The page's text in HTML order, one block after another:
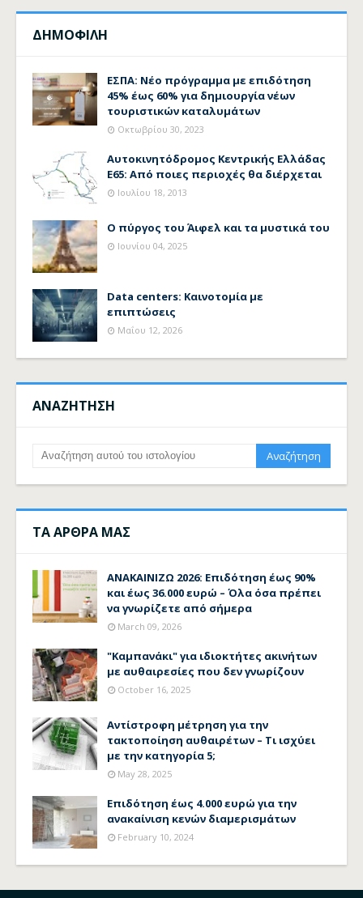
ΔΗΜΟΦΙΛΗ
ΕΣΠΑ: Νέο πρόγραμμα με επιδότηση
45% έως 60% για δημιουργία νέων
τουριστικών καταλυμάτων
Οκτωβρίου 30, 2023
Αυτοκινητόδρομος Κεντρικής Ελλάδας
Ε65: Από ποιες περιοχές θα διέρχεται
Ιουλίου 18, 2013
Ο πύργος του Άιφελ και τα μυστικά του
Ιουνίου 04, 2025
Data centers: Καινοτομία με
επιπτώσεις
Μαΐου 12, 2026
ΑΝΑΖΗΤΗΣΗ
ΤΑ ΑΡΘΡΑ ΜΑΣ
ΑΝΑΚΑΙΝΙΖΩ 2026: Επιδότηση έως 90%
και έως 36.000 ευρώ – Όλα όσα πρέπει
να γνωρίζετε από σήμερα
March 09, 2026
"Καμπανάκι" για ιδιοκτήτες ακινήτων
με αυθαιρεσίες που δεν γνωρίζουν
October 16, 2025
Αντίστροφη μέτρηση για την
τακτοποίηση αυθαιρέτων – Τι ισχύει
με την κατηγορία 5;
May 28, 2025
Επιδότηση έως 4.000 ευρώ για την
ανακαίνιση κενών διαμερισμάτων
February 10, 2024